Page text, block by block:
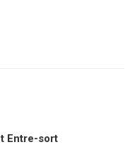
Entre-sort